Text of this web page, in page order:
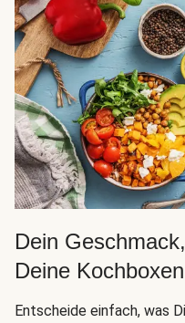
Dein
Deine Kochboxen
Entscheide einfach, was